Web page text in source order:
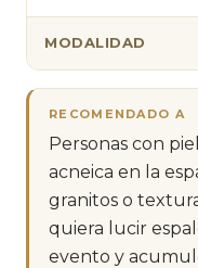
MODALIDAD
RECOMENDADO A
Personas con
acneica en la
granitos o
quiera lucir
evento y